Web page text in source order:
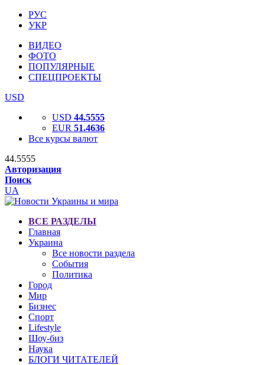
РУС
УКР
ВИДЕО
ФОТО
ПОПУЛЯРНЫЕ
СПЕЦПРОЕКТЫ
USD
USD 44.5555
EUR 51.4636
Все курсы валют
44.5555
Авторизация
Поиск
UA
ВСЕ РАЗДЕЛЫ
Главная
Украина
Все новости раздела
События
Политика
Город
Мир
Бизнес
Спорт
Lifestyle
Шоу-биз
Наука
БЛОГИ ЧИТАТЕЛЕЙ